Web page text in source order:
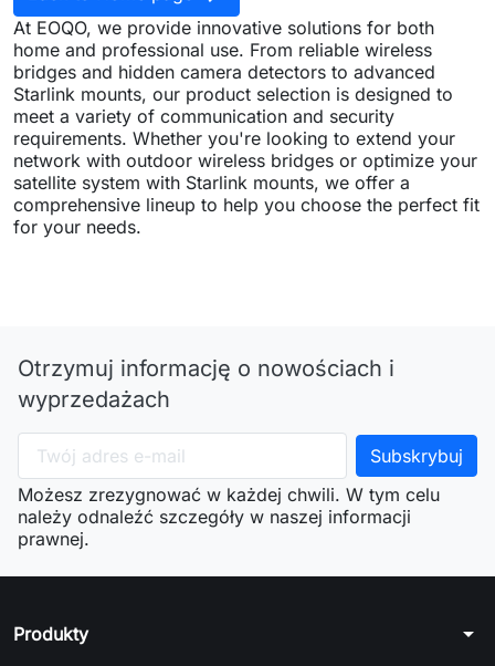
At EOQO, we provide innovative solutions for both
home and professional use. From reliable wireless
bridges and hidden camera detectors to advanced
Starlink mounts, our product selection is designed to
meet a variety of communication and security
requirements. Whether you're looking to extend your
network with outdoor wireless bridges or optimize your
satellite system with Starlink mounts, we offer a
comprehensive lineup to help you choose the perfect fit
for your needs.
Otrzymuj informację o nowościach i
wyprzedażach
Możesz zrezygnować w każdej chwili. W tym celu
należy odnaleźć szczegóły w naszej informacji
prawnej.
Produkty
arrow_drop_down